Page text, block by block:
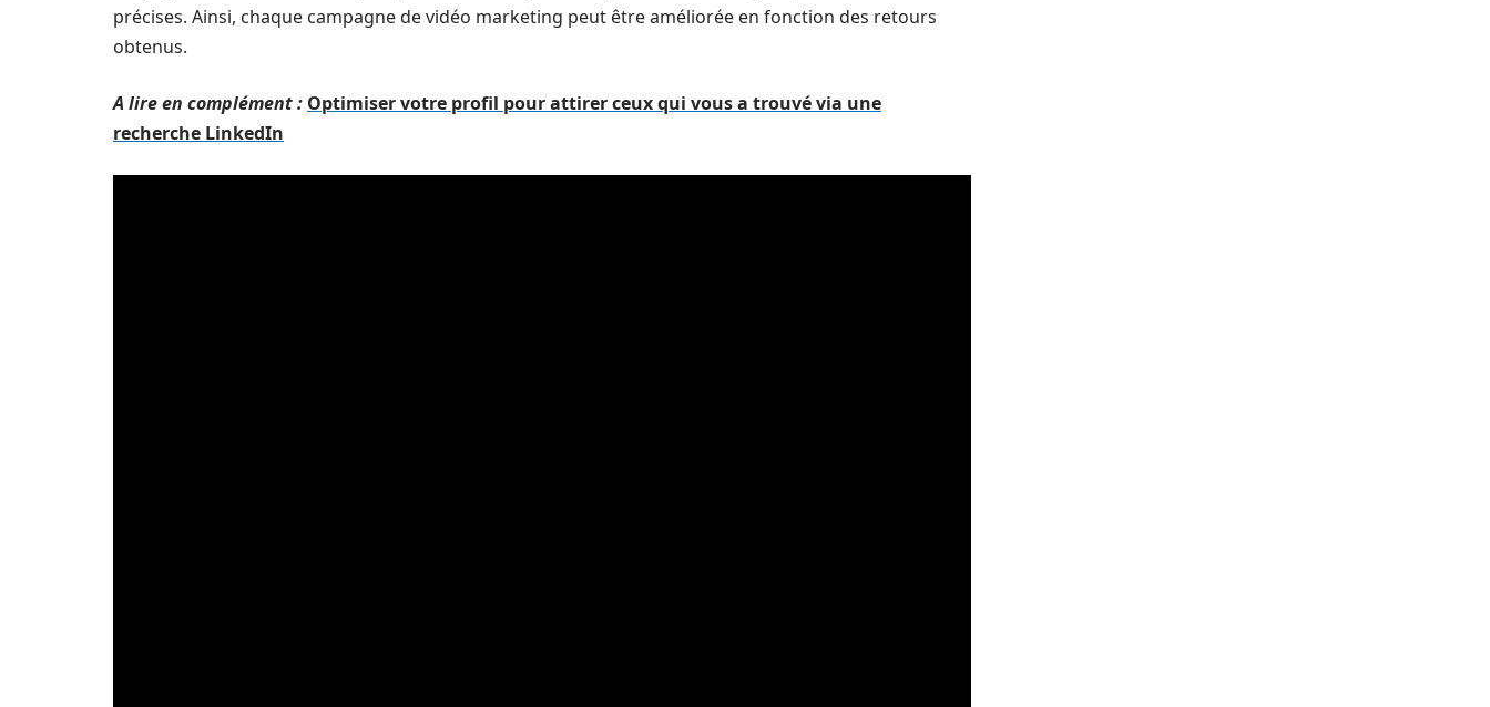
précises. Ainsi, chaque campagne de vidéo marketing peut être améliorée en fonction des retours
obtenus.
A lire en complément : Optimiser votre profil pour attirer ceux qui vous a trouvé via une
recherche LinkedIn